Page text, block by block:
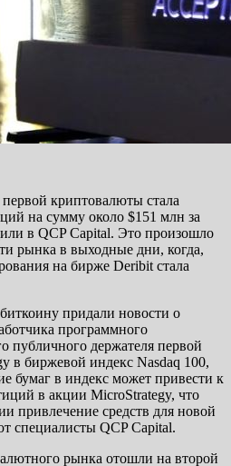
криптовалюты стала
на сумму около $151 млн за
в QCP Capital. Это произошло
рынка в выходные дни, когда,
на бирже Deribit стала
придали новости о
программного
публичного держателя первой
в биржевой индекс Nasdaq 100,
бумаг в индекс может привести к
в акции MicroStrategy, что
привлечение средств для новой
специалисты QCP Capital.
рынка отошли на второй